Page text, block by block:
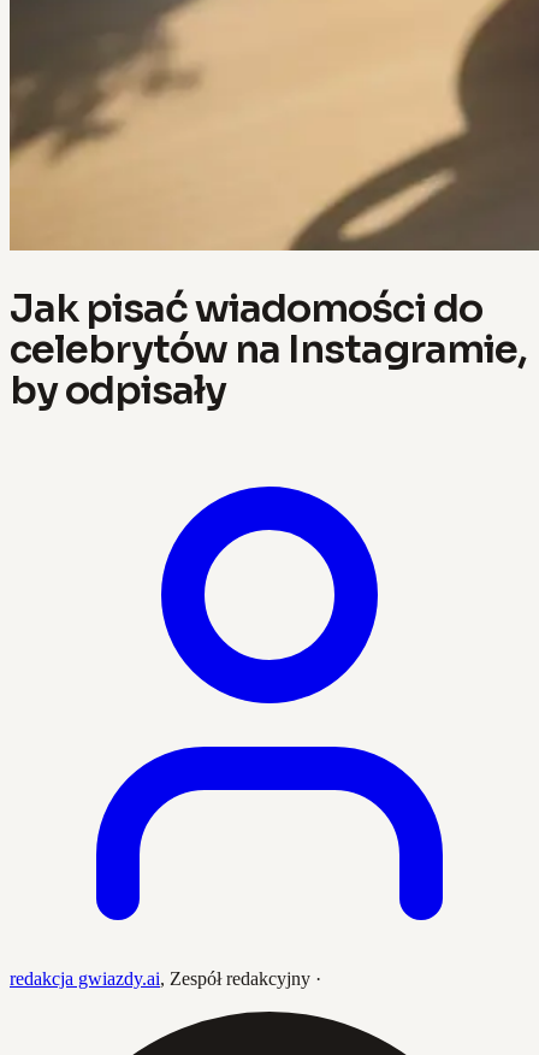
Jak pisać wiadomości do
celebrytów na Instagramie,
by odpisały
redakcja gwiazdy.ai, Zespół redakcyjny ·